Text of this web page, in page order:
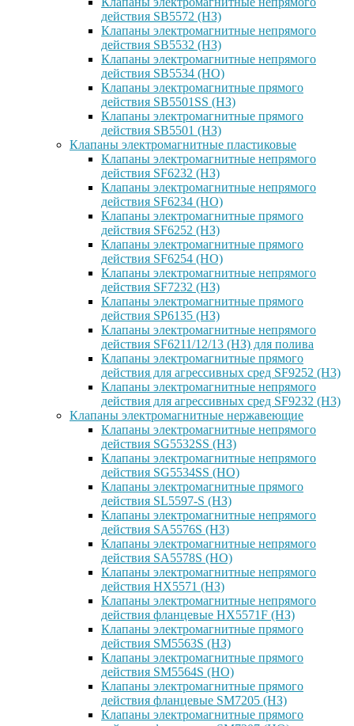
действия SB5572 (НЗ)
Клапаны электромагнитные непрямого
действия SB5532 (НЗ)
Клапаны электромагнитные непрямого
действия SB5534 (НО)
Клапаны электромагнитные прямого
действия SB5501SS (НЗ)
Клапаны электромагнитные прямого
действия SB5501 (НЗ)
Клапаны электромагнитные пластиковые
Клапаны электромагнитные непрямого
действия SF6232 (НЗ)
Клапаны электромагнитные непрямого
действия SF6234 (НО)
Клапаны электромагнитные прямого
действия SF6252 (НЗ)
Клапаны электромагнитные прямого
действия SF6254 (НО)
Клапаны электромагнитные непрямого
действия SF7232 (НЗ)
Клапаны электромагнитные прямого
действия SP6135 (НЗ)
Клапаны электромагнитные непрямого
действия SF6211/12/13 (НЗ) для полива
Клапаны электромагнитные прямого
действия для агрессивных сред SF9252 (H3)
Клапаны электромагнитные непрямого
действия для агрессивных сред SF9232 (H3)
Клапаны электромагнитные нержавеющие
Клапаны электромагнитные непрямого
действия SG5532SS (НЗ)
Клапаны электромагнитные непрямого
действия SG5534SS (НО)
Клапаны электромагнитные прямого
действия SL5597-S (НЗ)
Клапаны электромагнитные непрямого
действия SA5576S (НЗ)
Клапаны электромагнитные непрямого
действия SA5578S (НО)
Клапаны электромагнитные непрямого
действия HX5571 (НЗ)
Клапаны электромагнитные непрямого
действия фланцевые HX5571F (НЗ)
Клапаны электромагнитные прямого
действия SM5563S (НЗ)
Клапаны электромагнитные прямого
действия SM5564S (НО)
Клапаны электромагнитные прямого
действия фланцевые SM7205 (НЗ)
Клапаны электромагнитные прямого